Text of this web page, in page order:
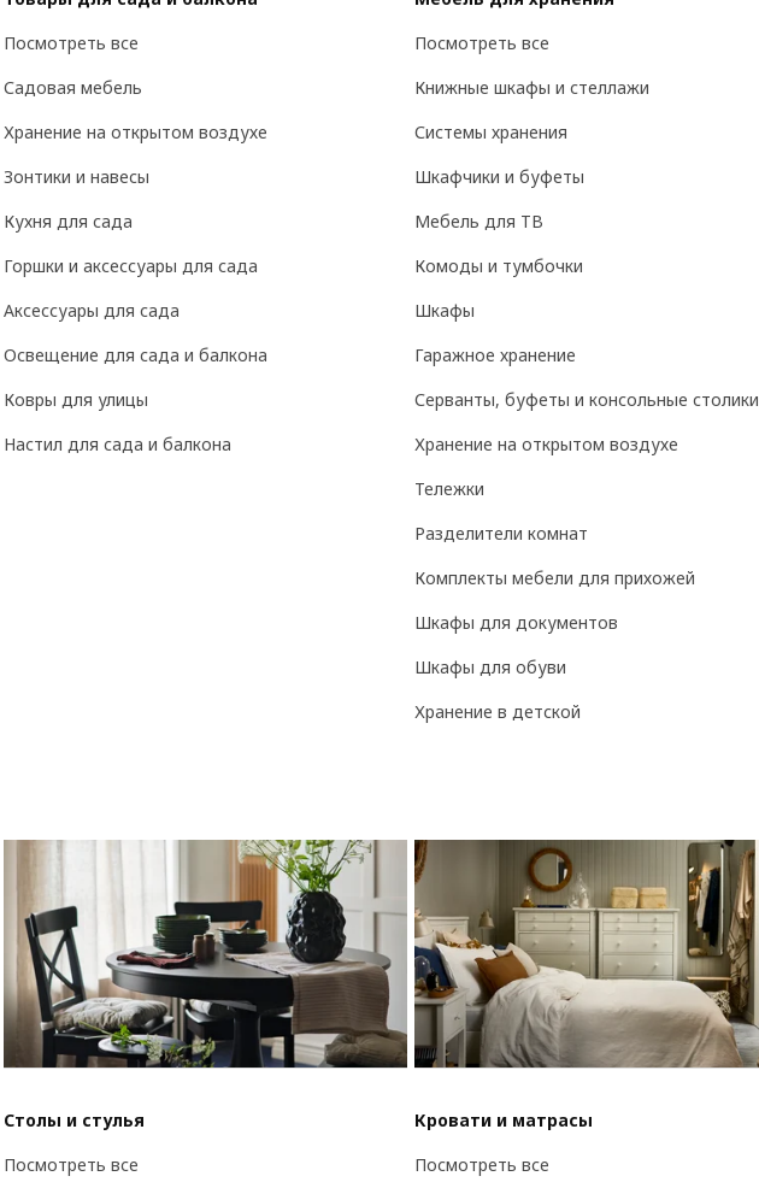
Посмотреть все
Садовая мебель
Хранение на открытом воздухе
Зонтики и навесы
Кухня для сада
Горшки и аксессуары для сада
Аксессуары для сада
Освещение для сада и балкона
Ковры для улицы
Настил для сада и балкона
Посмотреть все
Книжные шкафы и стеллажи
Системы хранения
Шкафчики и буфеты
Мебель для ТВ
Комоды и тумбочки
Шкафы
Гаражное хранение
Серванты, буфеты и консольные столики
Хранение на открытом воздухе
Тележки
Разделители комнат
Комплекты мебели для прихожей
Шкафы для документов
Шкафы для обуви
Хранение в детской
Столы и стулья
Посмотреть все
Кровати и матрасы
Посмотреть все